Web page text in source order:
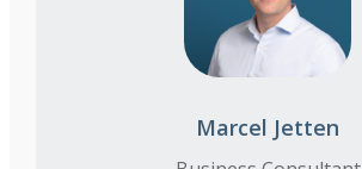
Marcel Jetten